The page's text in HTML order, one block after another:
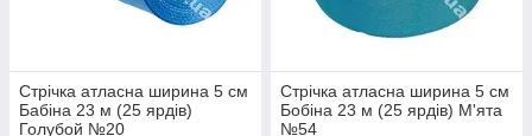
Стрічка атласна ширина 5 см
Бабіна 23 м (25 ярдів)
Голубой №20
Стрічка атласна ширина 5 см
Бобіна 23 м (25 ярдів) М'ята
№54